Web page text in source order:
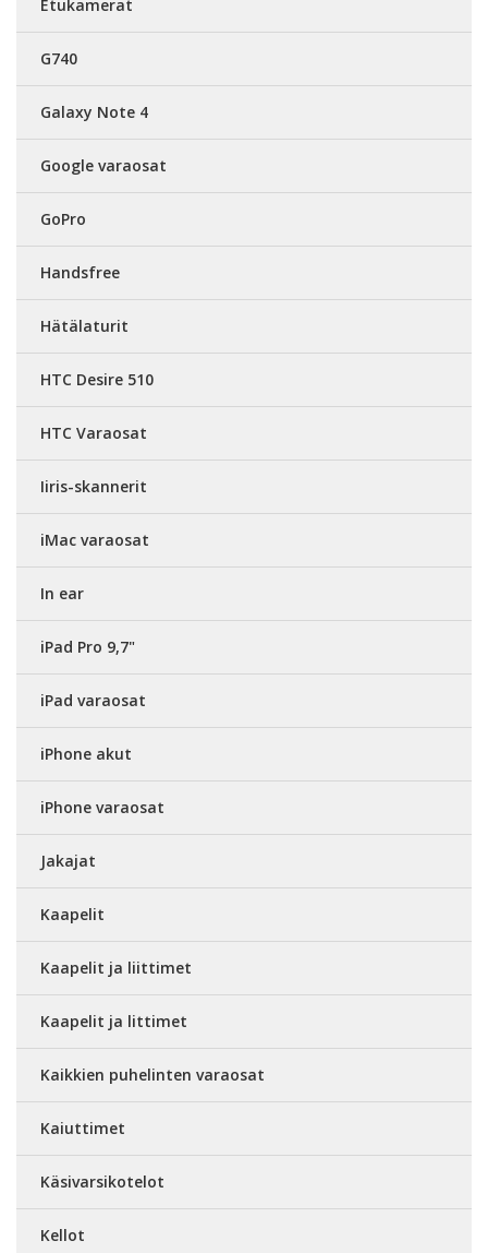
Etukamerat
G740
Galaxy Note 4
Google varaosat
GoPro
Handsfree
Hätälaturit
HTC Desire 510
HTC Varaosat
Iiris-skannerit
iMac varaosat
In ear
iPad Pro 9,7"
iPad varaosat
iPhone akut
iPhone varaosat
Jakajat
Kaapelit
Kaapelit ja liittimet
Kaapelit ja littimet
Kaikkien puhelinten varaosat
Kaiuttimet
Käsivarsikotelot
Kellot